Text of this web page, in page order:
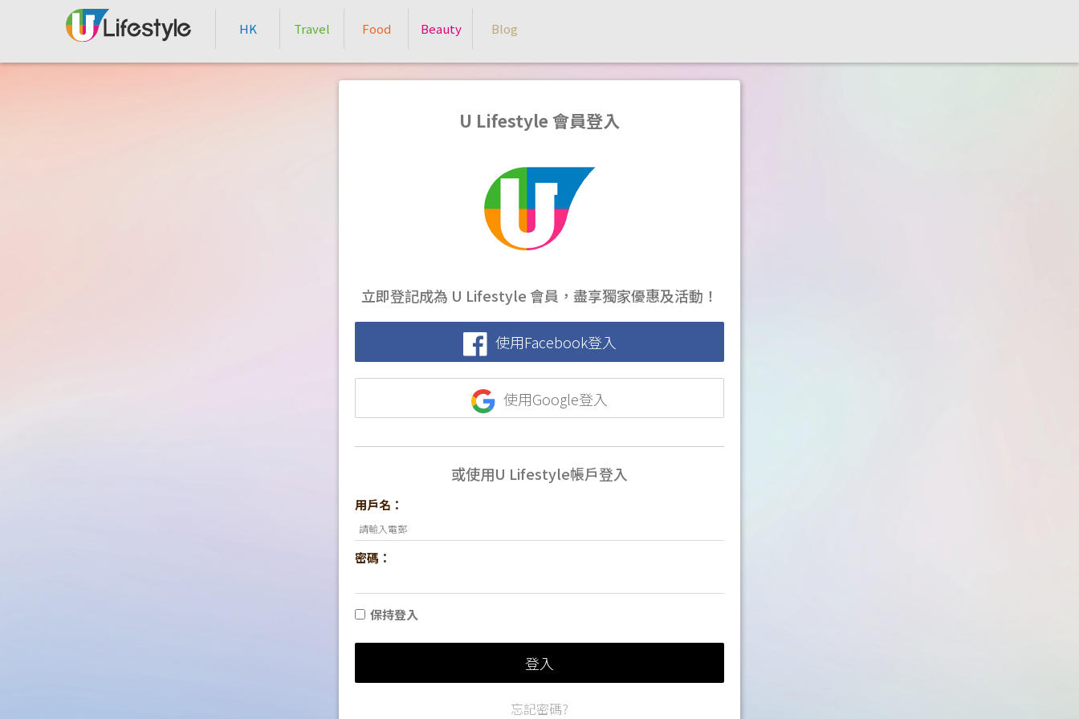
HK Travel Food Beauty Blog
U Lifestyle 會員登入
立即登記成為 U Lifestyle 會員，盡享獨家優惠及活動！
使用Facebook登入
使用Google登入
或使用U Lifestyle帳戶登入
用戶名：
密碼：
保持登入
登入
忘記密碼?